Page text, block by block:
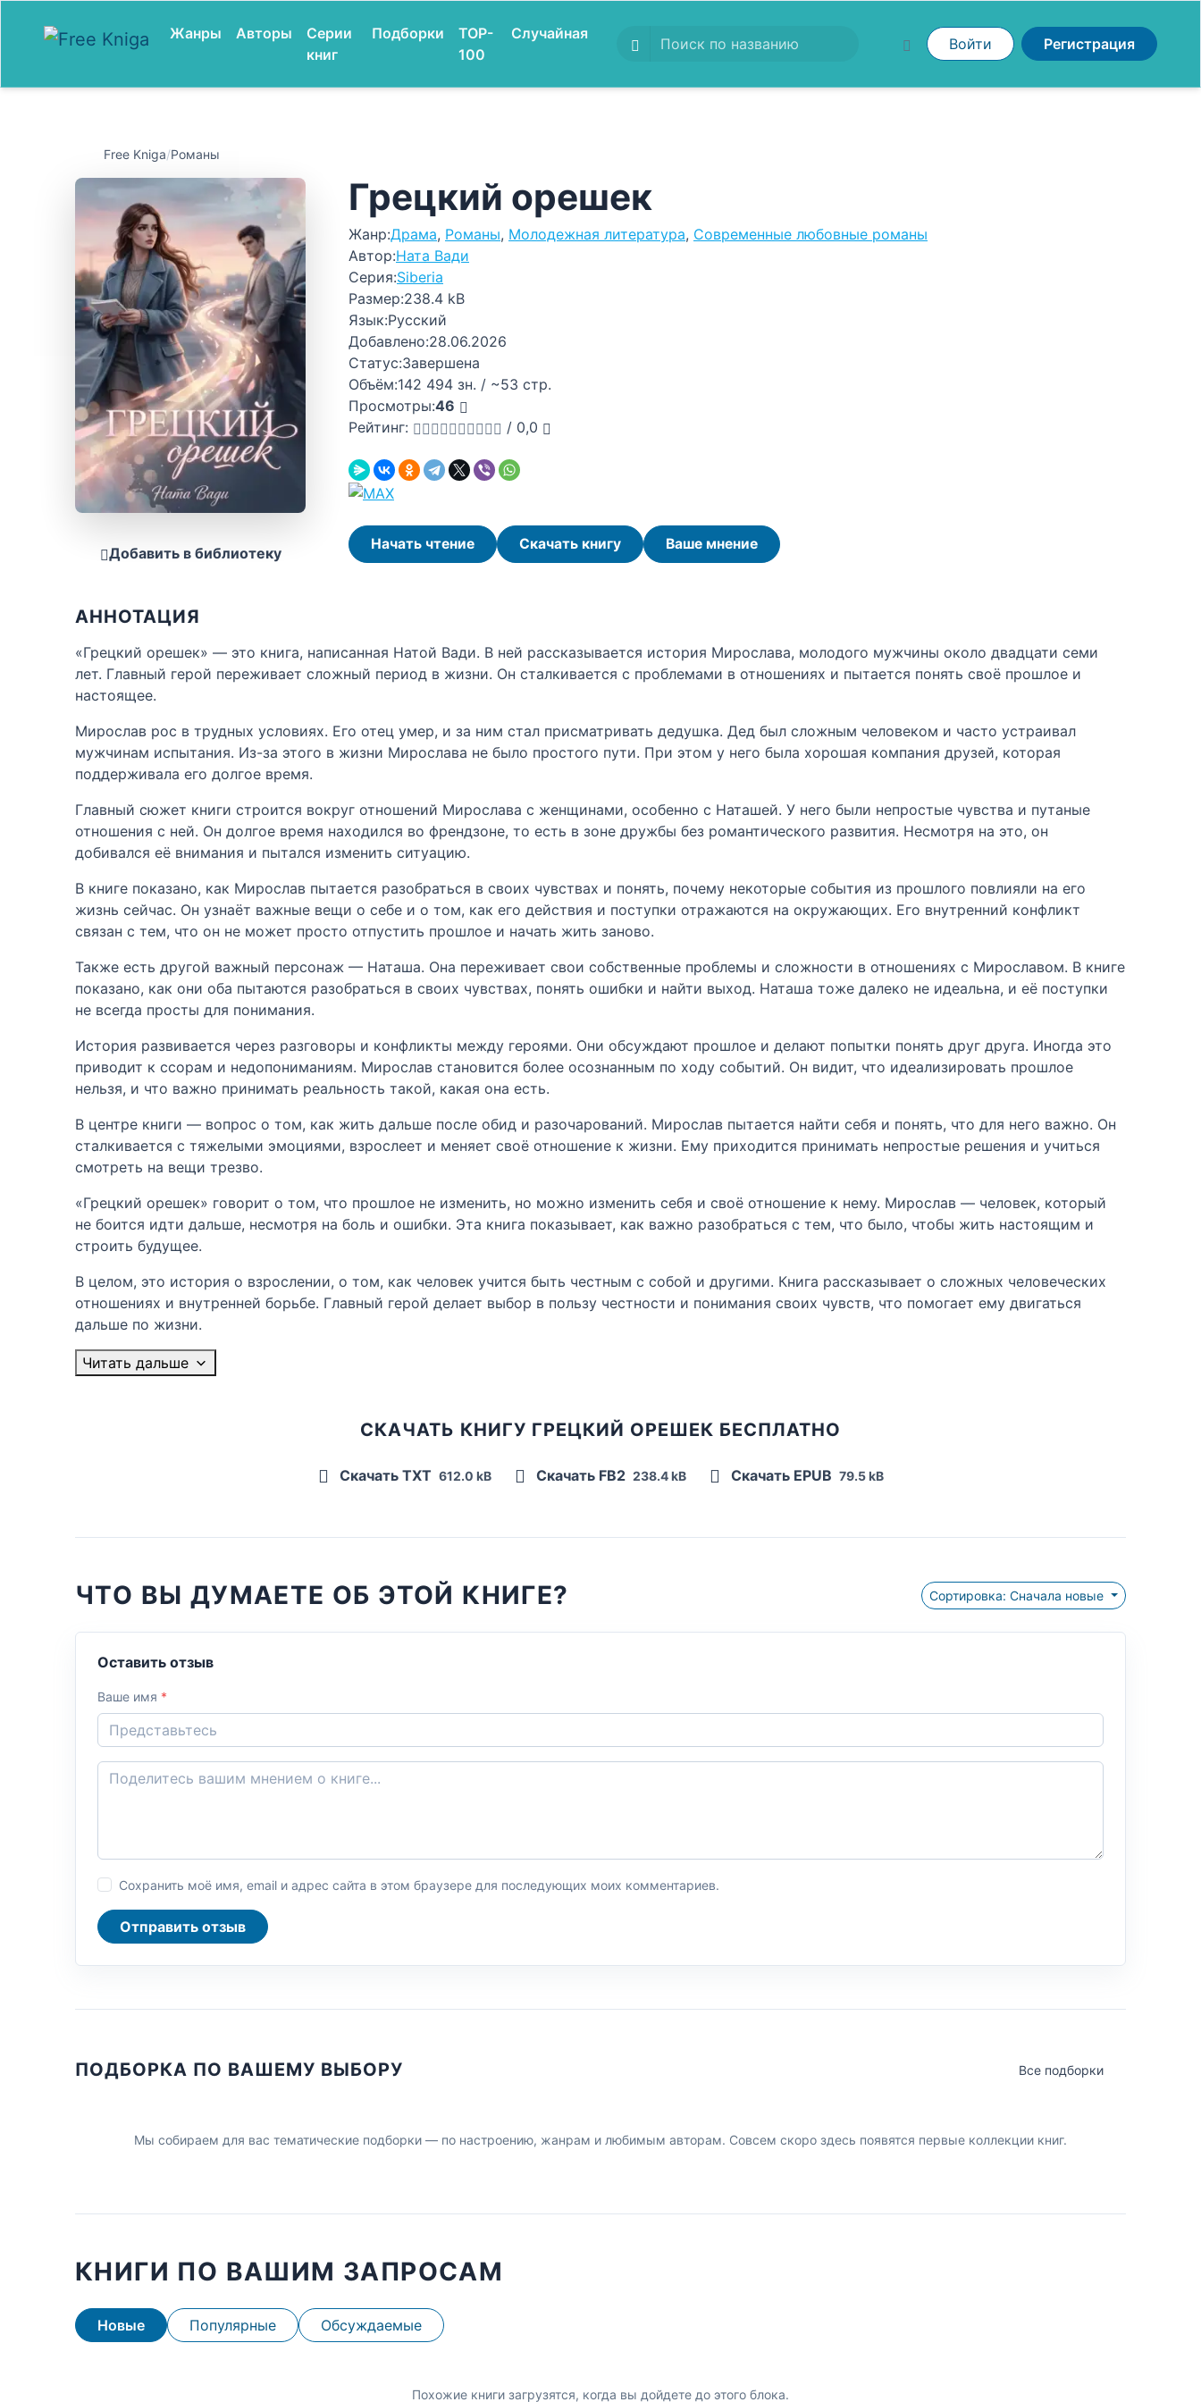
Жанры Авторы
Серии
книг
Подборки
TOP-
100
Случайная
Войти Регистрация
Free Kniga/Романы
Добавить в библиотеку
Грецкий орешек
Жанр:Драма, Романы, Молодежная литература, Современные любовные романы
Автор:Ната Вади
Серия:Siberia
Размер:238.4 kB
Язык:Русский
Добавлено:28.06.2026
Статус:Завершена
Объём:142 494 зн. / ~53 стр.
Просмотры:46
Рейтинг:
/ 0,0
Начать чтение Скачать книгу Ваше мнение
АННОТАЦИЯ
«Грецкий орешек» — это книга, написанная Натой Вади. В ней рассказывается история Мирослава, молодого мужчины около двадцати семи
лет. Главный герой переживает сложный период в жизни. Он сталкивается с проблемами в отношениях и пытается понять своё прошлое и
настоящее.
Мирослав рос в трудных условиях. Его отец умер, и за ним стал присматривать дедушка. Дед был сложным человеком и часто устраивал
мужчинам испытания. Из-за этого в жизни Мирослава не было простого пути. При этом у него была хорошая компания друзей, которая
поддерживала его долгое время.
Главный сюжет книги строится вокруг отношений Мирослава с женщинами, особенно с Наташей. У него были непростые чувства и путаные
отношения с ней. Он долгое время находился во френдзоне, то есть в зоне дружбы без романтического развития. Несмотря на это, он
добивался её внимания и пытался изменить ситуацию.
В книге показано, как Мирослав пытается разобраться в своих чувствах и понять, почему некоторые события из прошлого повлияли на его
жизнь сейчас. Он узнаёт важные вещи о себе и о том, как его действия и поступки отражаются на окружающих. Его внутренний конфликт
связан с тем, что он не может просто отпустить прошлое и начать жить заново.
Также есть другой важный персонаж — Наташа. Она переживает свои собственные проблемы и сложности в отношениях с Мирославом. В книге
показано, как они оба пытаются разобраться в своих чувствах, понять ошибки и найти выход. Наташа тоже далеко не идеальна, и её поступки
не всегда просты для понимания.
История развивается через разговоры и конфликты между героями. Они обсуждают прошлое и делают попытки понять друг друга. Иногда это
приводит к ссорам и недопониманиям. Мирослав становится более осознанным по ходу событий. Он видит, что идеализировать прошлое
нельзя, и что важно принимать реальность такой, какая она есть.
В центре книги — вопрос о том, как жить дальше после обид и разочарований. Мирослав пытается найти себя и понять, что для него важно. Он
сталкивается с тяжелыми эмоциями, взрослеет и меняет своё отношение к жизни. Ему приходится принимать непростые решения и учиться
смотреть на вещи трезво.
«Грецкий орешек» говорит о том, что прошлое не изменить, но можно изменить себя и своё отношение к нему. Мирослав — человек, который
не боится идти дальше, несмотря на боль и ошибки. Эта книга показывает, как важно разобраться с тем, что было, чтобы жить настоящим и
строить будущее.
В целом, это история о взрослении, о том, как человек учится быть честным с собой и другими. Книга рассказывает о сложных человеческих
отношениях и внутренней борьбе. Главный герой делает выбор в пользу честности и понимания своих чувств, что помогает ему двигаться
дальше по жизни.
Читать дальше
СКАЧАТЬ КНИГУ ГРЕЦКИЙ ОРЕШЕК БЕСПЛАТНО
Скачать TXT 612.0 kB Скачать FB2 238.4 kB Скачать EPUB 79.5 kB
ЧТО ВЫ ДУМАЕТЕ ОБ ЭТОЙ КНИГЕ? Сортировка: Сначала новые
Оставить отзыв
Ваше имя *
Сохранить моё имя, email и адрес сайта в этом браузере для последующих моих комментариев.
Отправить отзыв
ПОДБОРКА ПО ВАШЕМУ ВЫБОРУ Все подборки
Мы собираем для вас тематические подборки — по настроению, жанрам и любимым авторам. Совсем скоро здесь появятся первые коллекции книг.
КНИГИ ПО ВАШИМ ЗАПРОСАМ
Новые Популярные Обсуждаемые
Похожие книги загрузятся, когда вы дойдете до этого блока.